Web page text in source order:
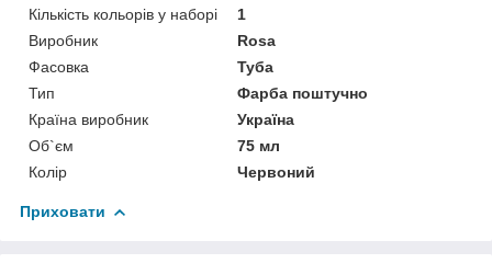
Кількість кольорів у наборі
1
Виробник
Rosa
Фасовка
Туба
Тип
Фарба поштучно
Країна виробник
Україна
Об`єм
75 мл
Колір
Червоний
Приховати